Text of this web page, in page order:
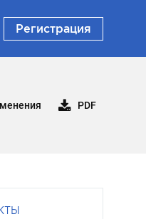
Регистрация
PDF